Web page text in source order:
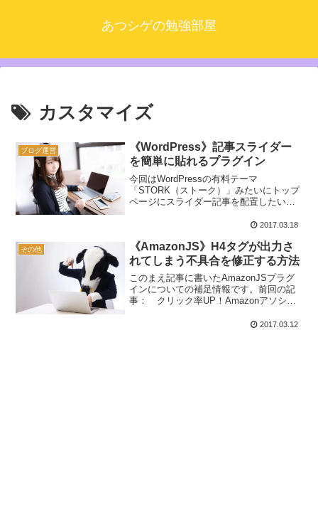
あつシゲの勉強部屋
カスタマイズ
ブログ運営
《WordPress》記事スライダー
を簡単に貼れるプラグイン
今回はWordPressの有料テーマ
「STORK（ストーク）」みたいにトップ
ページにスライダー記事を配置したい人
までにSTORKが使われているサイト↓強
ッコいい印象にな...
2017.03.18
その他
《AmazonJS》H4タグが出力さ
れてしまう不具合を修正する方法
このまえ記事に書いたAmazonJSプラグ
インについての補足情報です。前回の記
事： クリック率UP！Amazonアソシエ
AmazonJSはデフォルトの設定のままだ
2017.03.12